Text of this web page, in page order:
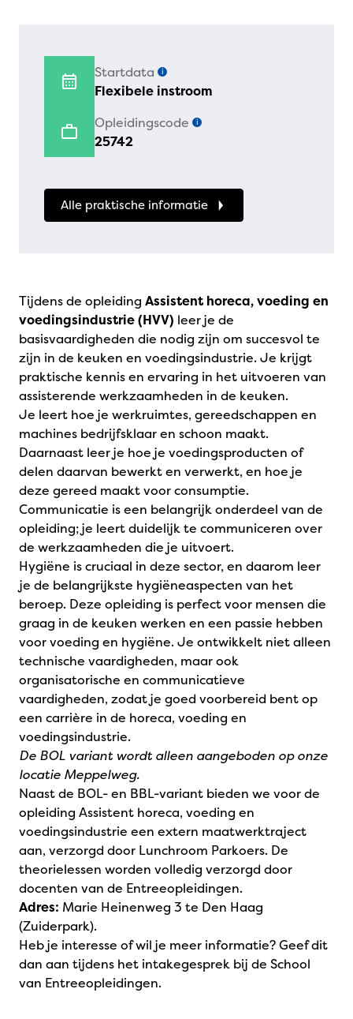
Startdata i
Flexibele instroom
Opleidingscode
i
25742
Alle praktische informatie
Tijdens de opleiding Assistent horeca, voeding en
voedingsindustrie (HVV) leer je de
basisvaardigheden die nodig zijn om succesvol te
zijn in de keuken en voedingsindustrie. Je krijgt
praktische kennis en ervaring in het uitvoeren van
assisterende werkzaamheden in de keuken.
Je leert hoe je werkruimtes, gereedschappen en
machines bedrijfsklaar en schoon maakt.
Daarnaast leer je hoe je voedingsproducten of
delen daarvan bewerkt en verwerkt, en hoe je
deze gereed maakt voor consumptie.
Communicatie is een belangrijk onderdeel van de
opleiding; je leert duidelijk te communiceren over
de werkzaamheden die je uitvoert.
Hygiëne is cruciaal in deze sector, en daarom leer
je de belangrijkste hygiëneaspecten van het
beroep. Deze opleiding is perfect voor mensen die
graag in de keuken werken en een passie hebben
voor voeding en hygiëne. Je ontwikkelt niet alleen
technische vaardigheden, maar ook
organisatorische en communicatieve
vaardigheden, zodat je goed voorbereid bent op
een carrière in de horeca, voeding en
voedingsindustrie.
De BOL variant wordt alleen aangeboden op onze
locatie Meppelweg.
Naast de BOL- en BBL-variant bieden we voor de
opleiding Assistent horeca, voeding en
voedingsindustrie een extern maatwerktraject
aan, verzorgd door Lunchroom Parkoers. De
theorielessen worden volledig verzorgd door
docenten van de Entreeopleidingen.
Adres: Marie Heinenweg 3 te Den Haag
(Zuiderpark).
Heb je interesse of wil je meer informatie? Geef dit
dan aan tijdens het intakegesprek bij de School
van Entreeopleidingen.